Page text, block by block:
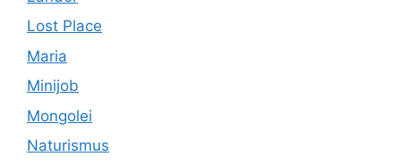
Lost Place
Maria
Minijob
Mongolei
Naturismus